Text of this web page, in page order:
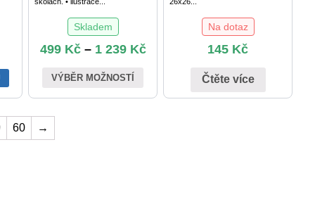
Skladem
499 Kč– 1 239 Kč
VÝBĚR MOŽNOSTÍ
Na dotaz
145 Kč
Čtěte více
60 →